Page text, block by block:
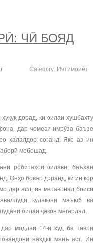
ЧӢ БОЯД
Category: Иҷтимоиёт
дорад, ки оилаи хушбахту
дар ҷомеаи имрӯза баъзе
халалдор созанд. Яке аз ин
мебошад.
робитаҳои оилавӣ, баъзан
Онҳо бовар доранд, ки ин кор
дар асл, ин метавонад боиси
кӯдакони маъюб ва
оилаи ҷавон мегардад.
моддаи 14-и худ ба таври
наздик манъ аст. Ин